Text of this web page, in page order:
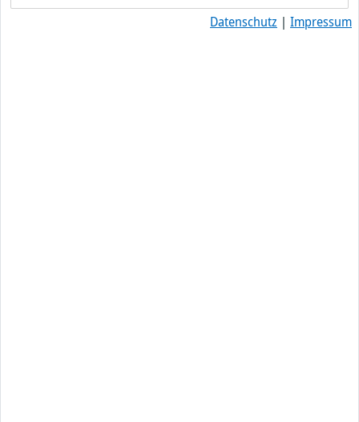
Datenschutz | Impressum